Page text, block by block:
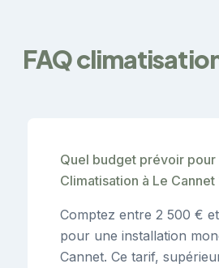
FAQ
Quel budget prévoir pour
Climatisation à Le Cannet
Comptez entre 2 500 €
pour une installation
Cannet. Ce tarif,